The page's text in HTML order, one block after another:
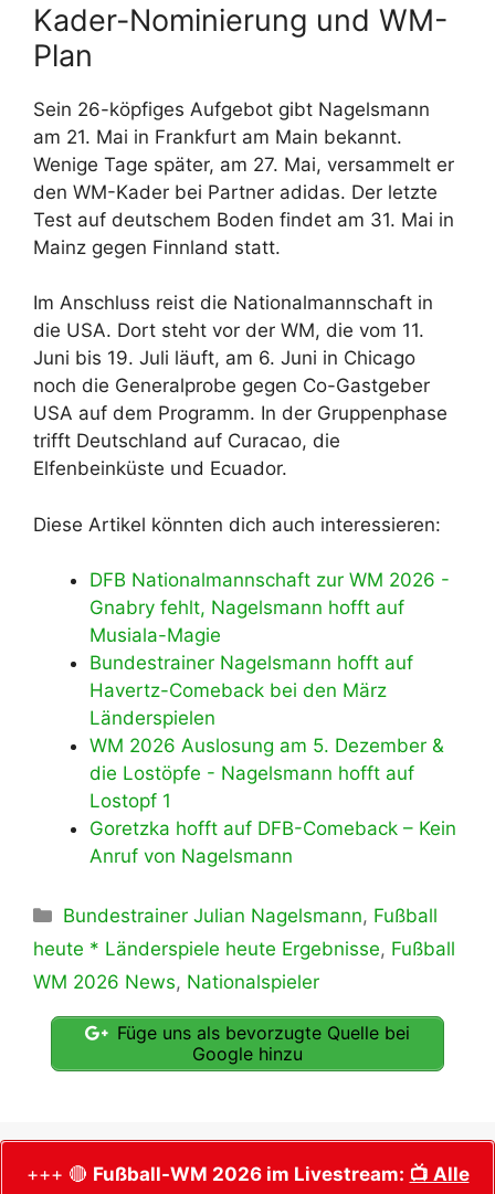
Kader-Nominierung und WM-
Plan
Sein 26-köpfiges Aufgebot gibt Nagelsmann
am 21. Mai in Frankfurt am Main bekannt.
Wenige Tage später, am 27. Mai, versammelt er
den WM-Kader bei Partner adidas. Der letzte
Test auf deutschem Boden findet am 31. Mai in
Mainz gegen Finnland statt.
Im Anschluss reist die Nationalmannschaft in
die USA. Dort steht vor der WM, die vom 11.
Juni bis 19. Juli läuft, am 6. Juni in Chicago
noch die Generalprobe gegen Co-Gastgeber
USA auf dem Programm. In der Gruppenphase
trifft Deutschland auf Curacao, die
Elfenbeinküste und Ecuador.
Diese Artikel könnten dich auch interessieren:
DFB Nationalmannschaft zur WM 2026 -
Gnabry fehlt, Nagelsmann hofft auf
Musiala-Magie
Bundestrainer Nagelsmann hofft auf
Havertz-Comeback bei den März
Länderspielen
WM 2026 Auslosung am 5. Dezember &
die Lostöpfe - Nagelsmann hofft auf
Lostopf 1
Goretzka hofft auf DFB-Comeback – Kein
Anruf von Nagelsmann
Kategorien
Bundestrainer Julian Nagelsmann, Fußball
heute * Länderspiele heute Ergebnisse, Fußball
WM 2026 News, Nationalspieler
Füge uns als bevorzugte Quelle bei
Google hinzu
+++ 🔴 Fußball-WM 2026 im Livestream: 📺 Alle